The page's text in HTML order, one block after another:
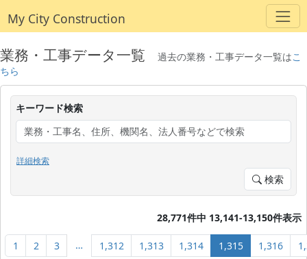
My City Construction
業務・工事データ一覧 過去の業務・工事データ一覧はこ
ちら
キーワード検索
詳細検索
検索
28,771件中 13,141-13,150件表示
1 2 3 … 1,312 1,313 1,314 1,315 1,316